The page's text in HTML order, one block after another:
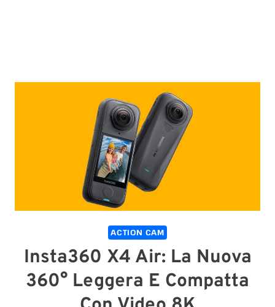
ACTION CAM
Insta360 X4 Air: La Nuova
360° Leggera E Compatta